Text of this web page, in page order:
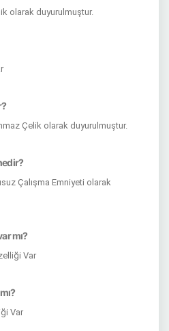
olarak duyurulmuştur.
Çelik olarak duyurulmuştur.
Çalışma Emniyeti olarak
mı?
Var
Var